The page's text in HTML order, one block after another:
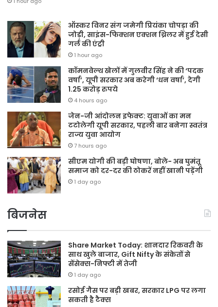
ऑस्कर विनर संग जमेगी प्रियंका चोपड़ा की
जोड़ी, साइंस-फिक्शन एक्शन थ्रिलर में हुई देसी
गर्ल की एंट्री
1 hour ago
कॉमनवेल्थ खेलों में गुलवीर सिंह ने की ‘पदक
वर्षा’, यूपी सरकार अब करेगी ‘धन वर्षा’, देगी
1.25 करोड़ रुपये
4 hours ago
जेन-जी आंदोलन इफेक्ट: युवाओं का मन
टटोलेगी यूपी सरकार, पहली बार बनेगा स्वतंत्र
राज्य युवा आयोग
7 hours ago
सीएम योगी की बड़ी घोषणा, बोले- अब घुमंतू
समाज को दर-दर की ठोकरें नहीं खानी पड़ेंगी
1 day ago
बिजनेस
Share Market Today: शानदार रिकवरी के
साथ खुले बाजार, Gift Nifty के संकेतों से
सेंसेक्स-निफ्टी में तेजी
1 day ago
रसोई गैस पर बड़ी खबर, सरकार LPG पर लगा
सकती है टैक्स